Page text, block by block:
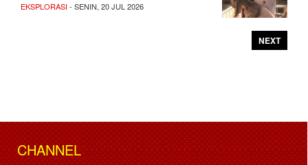
EKSPLORASI- SENIN, 20 JUL 2026
NEXT
CHANNEL